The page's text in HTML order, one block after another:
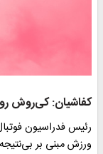
کفاشیان: کی‌روش
رئیس فدراسیون
ورزش مبنی بر